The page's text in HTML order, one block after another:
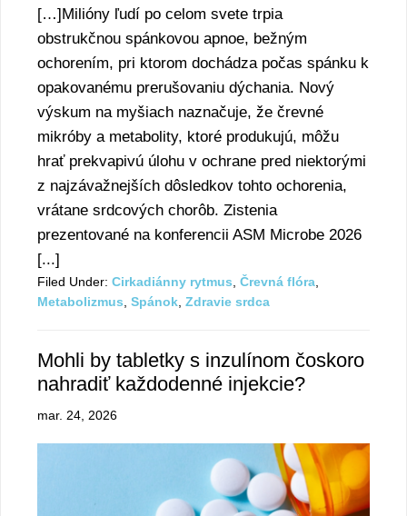
[…]Milióny ľudí po celom svete trpia
obstrukčnou spánkovou apnoe, bežným
ochorením, pri ktorom dochádza počas spánku k
opakovanému prerušovaniu dýchania. Nový
výskum na myšiach naznačuje, že črevné
mikróby a metabolity, ktoré produkujú, môžu
hrať prekvapivú úlohu v ochrane pred niektorými
z najzávažnejších dôsledkov tohto ochorenia,
vrátane srdcových chorôb. Zistenia
prezentované na konferencii ASM Microbe 2026
[...]
Filed Under: Cirkadiánny rytmus Črevná flóra
Metabolizmus Spánok Zdravie srdca
Mohli by tabletky s inzulínom čoskoro
nahradiť každodenné injekcie?
mar. 24, 2026